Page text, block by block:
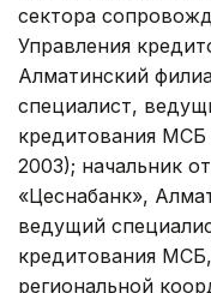
сектора
Управления
Алматинский
специалист,
кредитования
2003); начальник
«Цеснабанк»,
ведущий
кредитования
региональной